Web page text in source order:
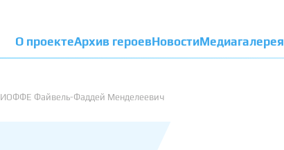
О проектеАрхив героевНовостиМедиагалерея
ИОФФЕ Файвель-Фаддей Менделеевич